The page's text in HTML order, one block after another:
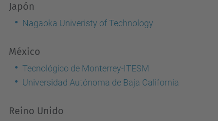
Japón
Nagaoka Univeristy of Technology
México
Tecnológico de Monterrey-ITESM
Universidad Autónoma de Baja California
Reino Unido